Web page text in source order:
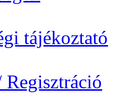
tájékoztató
Regisztráció